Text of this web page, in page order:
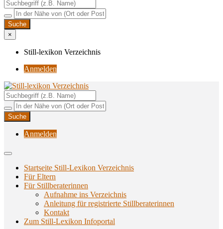
×
Still-lexikon Verzeichnis
Anmelden
Still-lexikon Verzeichnis
Unterstützungsangebote rund ums Stillen
Anmelden
Startseite Still-Lexikon Verzeichnis
Für Eltern
Für Stillberaterinnen
Aufnahme ins Verzeichnis
Anlei­tung für regis­trier­te Stillberaterinnen
Kon­takt
Zum Still-Lexikon Infoportal